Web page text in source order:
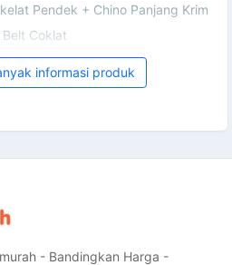
Pendek + Chino Panjang Krim
Belt Coklat
informasi produk
- Bandingkan Harga -